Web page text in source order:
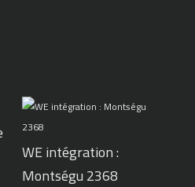
WE intégration :
Montségu 2368